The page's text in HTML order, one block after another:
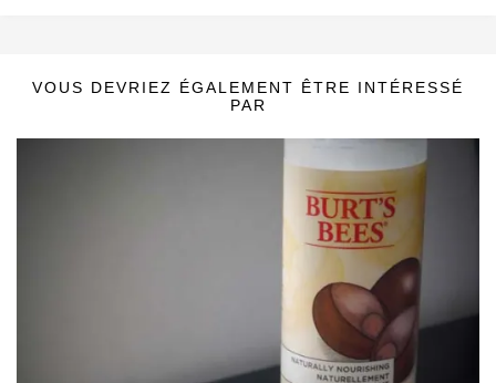
VOUS DEVRIEZ ÉGALEMENT ÊTRE INTÉRESSÉ
PAR